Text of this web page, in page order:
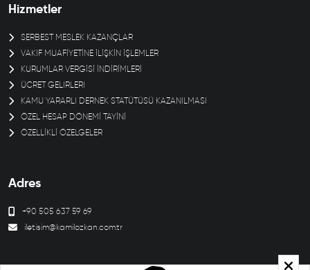
Hizmetler
SERBEST MESLEK KAZANÇLAR
VAKIF MUAFİYETİNE İLİŞKİN İŞLEMLER
KURUMLAR VERGİSİ İNDİRİMLERİ
ÜCRET GELIRLERI
KAMU YARARLI DERNEK STATÜTÜSÜ KAZANILMASI
ÖZEL HESAP DÖNEMİ TAYİNİ
ÖZELLİKLİ ÖZELGELER
Adres
+90 505 637 59 69
iletisim@kamilozkan.com.tr